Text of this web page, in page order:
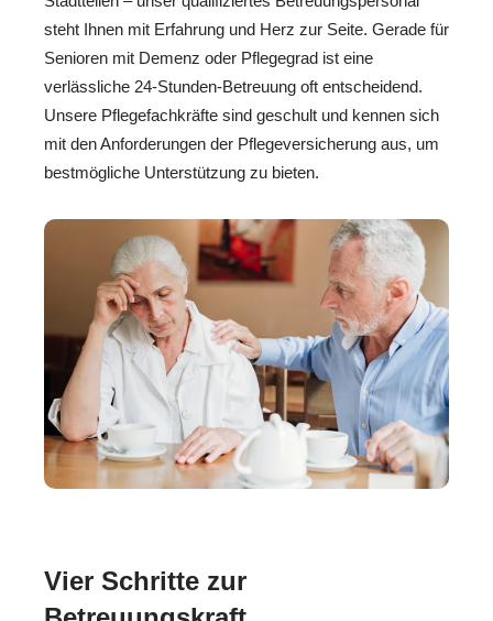
steht Ihnen mit Erfahrung und Herz zur Seite. Gerade für
Senioren mit Demenz oder Pflegegrad ist eine
verlässliche 24-Stunden-Betreuung oft entscheidend.
Unsere Pflegefachkräfte sind geschult und kennen sich
mit den Anforderungen der Pflegeversicherung aus, um
bestmögliche Unterstützung zu bieten.
Vier Schritte zur